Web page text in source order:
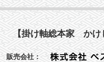
【掛け軸総本家 かけ
販売会社：